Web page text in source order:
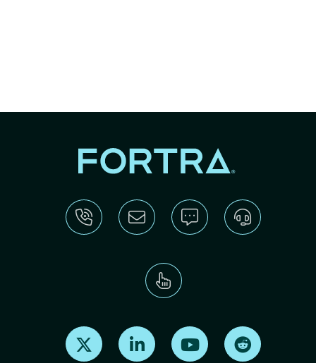
Find us on X Find us on LinkedInFind us on Youtube